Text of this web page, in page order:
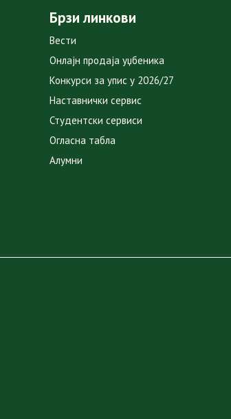
Брзи линкови
Вести
Онлајн продаја уџбеника
Конкурси за упис у 2026/27
Наставнички сервис
Студентски сервиси
Огласна табла
Алумни